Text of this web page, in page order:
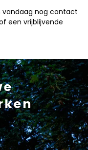
vandaag nog contact
een vrijblijvende